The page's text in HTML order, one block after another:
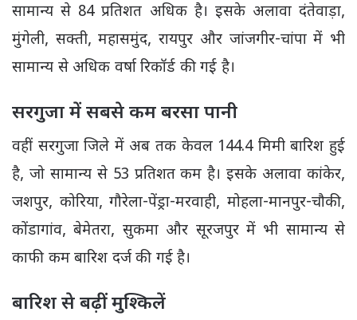
सामान्य से 84 प्रतिशत अधिक है। इसके अलावा दंतेवाड़ा,
मुंगेली, सक्ती, महासमुंद, रायपुर और जांजगीर-चांपा में भी
सामान्य से अधिक वर्षा रिकॉर्ड की गई है।
सरगुजा में सबसे कम बरसा पानी
वहीं सरगुजा जिले में अब तक केवल 144.4 मिमी बारिश हुई
है, जो सामान्य से 53 प्रतिशत कम है। इसके अलावा कांकेर,
जशपुर, कोरिया, गौरेला-पेंड्रा-मरवाही, मोहला-मानपुर-चौकी,
कोंडागांव, बेमेतरा, सुकमा और सूरजपुर में भी सामान्य से
काफी कम बारिश दर्ज की गई है।
बारिश से बढ़ीं मुश्किलें